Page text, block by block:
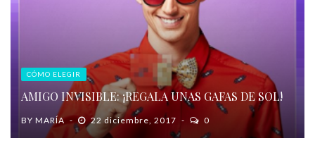
CÓMO ELEGIR
AMIGO INVISIBLE: ¡REGALA UNAS GAFAS DE SOL!
BY MARÍA 22 diciembre, 2017 0